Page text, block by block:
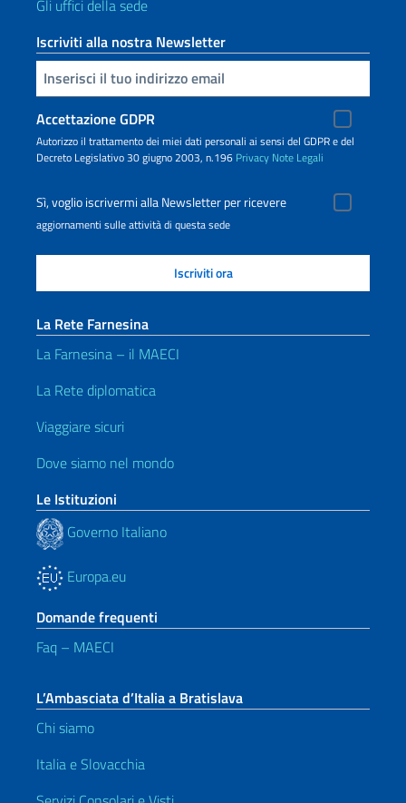
Gli uffici della sede
Iscriviti alla nostra Newsletter
Inserisci la tua email
Accettazione GDPR
Autorizzo il trattamento dei miei dati personali ai sensi del GDPR e del
Decreto Legislativo 30 giugno 2003, n.196 Privacy Note Legali
Sì, voglio iscrivermi alla Newsletter per ricevere
aggiornamenti sulle attività di questa sede
La Rete Farnesina
La Farnesina – il MAECI
La Rete diplomatica
Viaggiare sicuri
Dove siamo nel mondo
Le Istituzioni
Governo Italiano
Europa.eu
Domande frequenti
Faq – MAECI
L’Ambasciata d’Italia a Bratislava
Chi siamo
Italia e Slovacchia